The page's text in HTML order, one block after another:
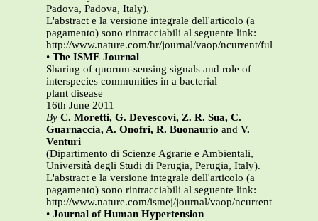
Padova, Padova, Italy).
L'abstract e la versione integrale dell'articolo (a
pagamento) sono rintracciabili al seguente link:
http://www.nature.com/hr/journal/vaop/ncurrent/full/
• The ISME Journal
Sharing of quorum-sensing signals and role of
interspecies communities in a bacterial
plant disease
16th June 2011
By C. Moretti, G. Devescovi, Z. R. Sua, C.
Guarnaccia, A. Onofri, R. Buonaurio and V.
Venturi
(Dipartimento di Scienze Agrarie e Ambientali,
Università degli Studi di Perugia, Perugia, Italy).
L'abstract e la versione integrale dell'articolo (a
pagamento) sono rintracciabili al seguente link:
http://www.nature.com/ismej/journal/vaop/ncurrent/full/
• Journal of Human Hypertension